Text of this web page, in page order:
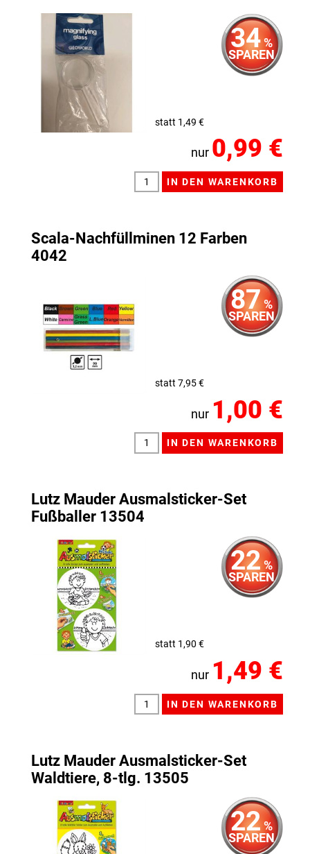
34%
SPAREN
statt 1,49 €
nur 0,99 €
Scala-Nachfüllminen 12 Farben
4042
87 %
SPAREN
statt 7,95 €
nur 1,00 €
Lutz Mauder Ausmalsticker-Set
Fußballer 13504
22 %
SPAREN
statt 1,90 €
nur 1,49 €
Lutz Mauder Ausmalsticker-Set
Waldtiere, 8-tlg. 13505
22 %
SPAREN